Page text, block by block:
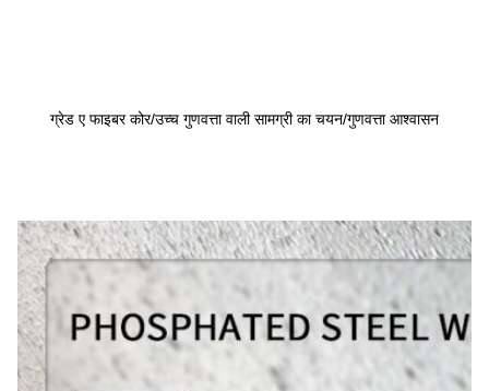
ग्रेड ए फाइबर कोर/उच्च गुणवत्ता वाली सामग्री का चयन/गुणवत्ता आश्वासन